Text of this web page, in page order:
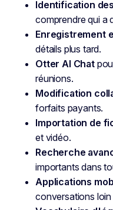
Identification
comprendre qui a
Enregistrement
détails plus tard.
Otter AI Chat
réunions.
Modification
forfaits payants.
Importation de
et vidéo.
Recherche
importants dans
Applications
conversations